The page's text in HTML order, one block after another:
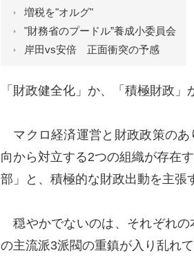
増税を"オルグ"
"財務省のプードル”養成小委員会
岸田vs安倍 正面衝突の予感
「財政健全化」か、「積極財政」
マクロ経済運営と財政政策のあ
向から対立する2つの組織が存在
部」と、積極的な財政出動を主張
穏やかでないのは、それぞれの
の主流派3派閥の重鎮が入り乱れて